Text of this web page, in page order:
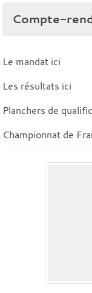
Compte-
Le mandat ici
Les résultats ici
Planchers de
Championnat de